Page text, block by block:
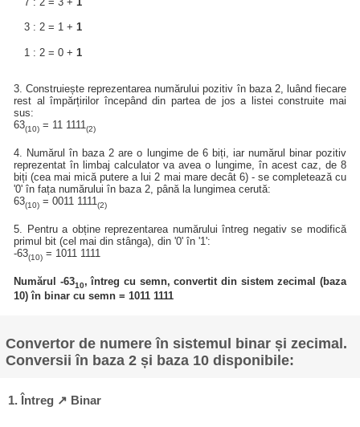
3 : 2 = 1 + 1
1 : 2 = 0 + 1
3. Construiește reprezentarea numărului pozitiv în baza 2, luând fiecare
rest al împărțirilor începând din partea de jos a listei construite mai
sus:
63(10) = 11 1111(2)
4. Numărul în baza 2 are o lungime de 6 biți, iar numărul binar pozitiv
reprezentat în limbaj calculator va avea o lungime, în acest caz, de 8
biți (cea mai mică putere a lui 2 mai mare decât 6) - se completează cu
'0' în fața numărului în baza 2, până la lungimea cerută:
63(10) = 0011 1111 (2)
5. Pentru a obține reprezentarea numărului întreg negativ se modifică
primul bit (cel mai din stânga), din '0' în '1':
-63(10) = 1011 1111
Numărul -6310, întreg cu semn, convertit din sistem zecimal (baza
10) în binar cu semn = 1011 1111
Convertor de numere în sistemul binar și zecimal.
Conversii în baza 2 și baza 10 disponibile:
1. Întreg ↗ Binar